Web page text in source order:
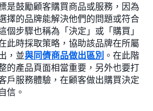
是鼓勵顧客購買商品或服務，因為
擇的品牌能解決他們的問題或符合
個步驟也稱為「決定」或「購買」
此時採取策略，協助該品牌在所屬
，並與同儕商品做出區別 。在此階
的產品頁面相當重要，另外也要打
戶服務體驗，在顧客做出購買決定
信。